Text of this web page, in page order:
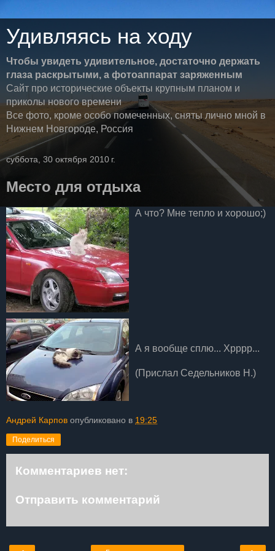
Удивляясь на ходу
Чтобы увидеть удивительное, достаточно держать
глаза раскрытыми, а фотоаппарат заряженным
Сайт про исторические объекты крупным планом и
приколы нового времени
Все фото, кроме особо помеченных, сняты лично мной в
Нижнем Новгороде, Россия
суббота, 30 октября 2010 г.
Место для отдыха
А что? Мне тепло и хорошо;)
А я вообще сплю... Хрррр...
(Прислал Седельников Н.)
Андрей Карпов опубликовано в 19:25
Поделиться
Комментариев нет:
Отправить комментарий